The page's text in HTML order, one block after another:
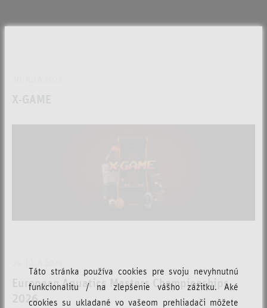
European Aquatics Masters Championships
2026
Táto stránka používa cookies pre svoju nevyhnutnú
funkcionalitu / na zlepšenie vášho zážitku. Aké
cookies su ukladané vo vašeom prehliadači môžete